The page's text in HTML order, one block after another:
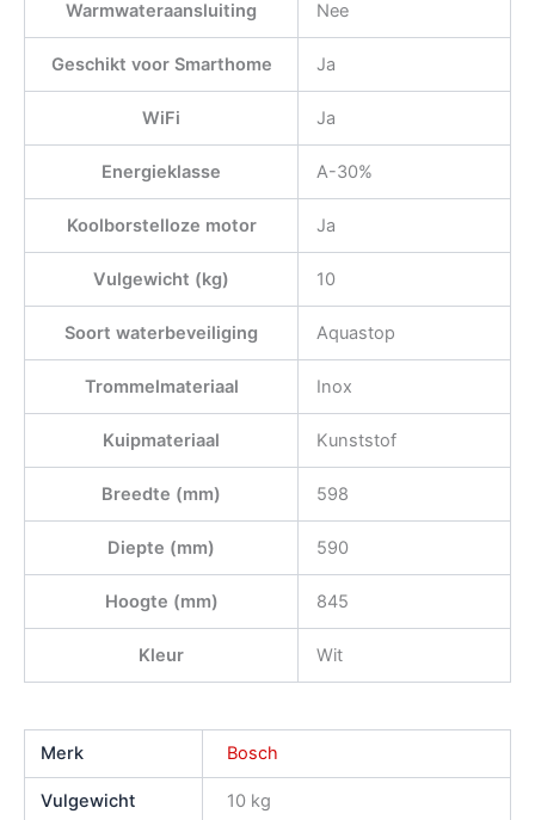
Warmwateraansluiting Nee
Geschikt voor Smarthome Ja
WiFi Ja
Energieklasse A-30%
Koolborstelloze motor Ja
Vulgewicht (kg) 10
Soort waterbeveiliging Aquastop
Trommelmateriaal Inox
Kuipmateriaal Kunststof
Breedte (mm) 598
Diepte (mm) 590
Hoogte (mm) 845
Kleur Wit
Merk Bosch
Vulgewicht 10 kg